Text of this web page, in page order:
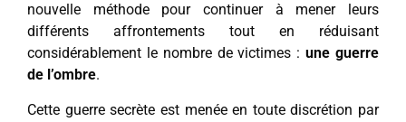
nouvelle méthode pour continuer à mener leurs
différents affrontements tout en réduisant
considérablement le nombre de victimes :une guerre
de l’ombre.
Cette guerre secrète est menée en toute discrétion par